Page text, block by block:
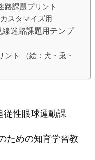
路課題プリント
スタマイズ用
線迷路課題用テンプ
ント （絵：犬・兎・
従性眼球運動課
ための知育学習教